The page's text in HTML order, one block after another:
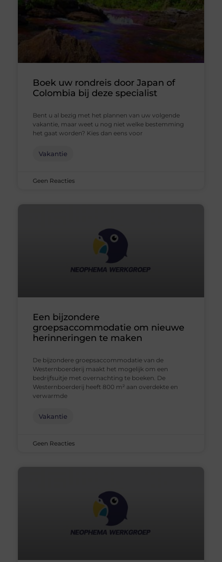
Boek uw rondreis door Japan of
Colombia bij deze specialist
Bent u al bezig met het plannen van uw volgende
vakantie, maar weet u nog niet welke bestemming
het gaat worden? Kies dan eens voor
Vakantie
Geen Reacties
Een bijzondere
groepsaccommodatie om nieuwe
herinneringen te maken
De bijzondere groepsaccommodatie van de
Westernboerderij maakt het mogelijk om een
bedrijfsuitje met overnachting te boeken. De
Westernboerderij heeft 800 m² aan overdekte en
verwarmde
Vakantie
Geen Reacties